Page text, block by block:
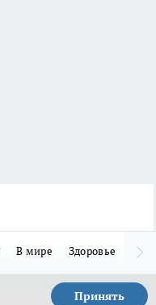
В мире Здоровье
Принять